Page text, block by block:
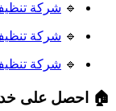
🔹 شركة
🔹 شركة
🔹 شركة
🏠 احصل على